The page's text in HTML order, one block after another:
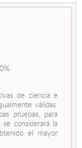
de ciencia e
válidas.
pruebas, para
considerará la
el mayor